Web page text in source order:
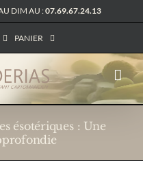
DIM AU :07.69.67.24.13
PANIER
ésotériques : Une